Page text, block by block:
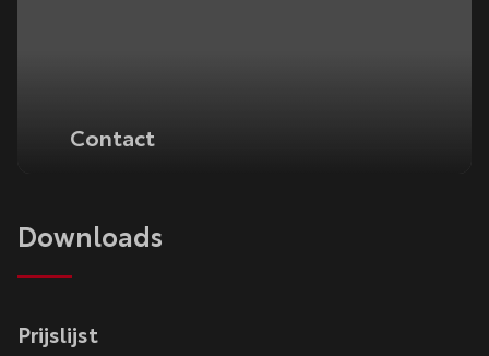
Contact
Downloads
Prijslijst